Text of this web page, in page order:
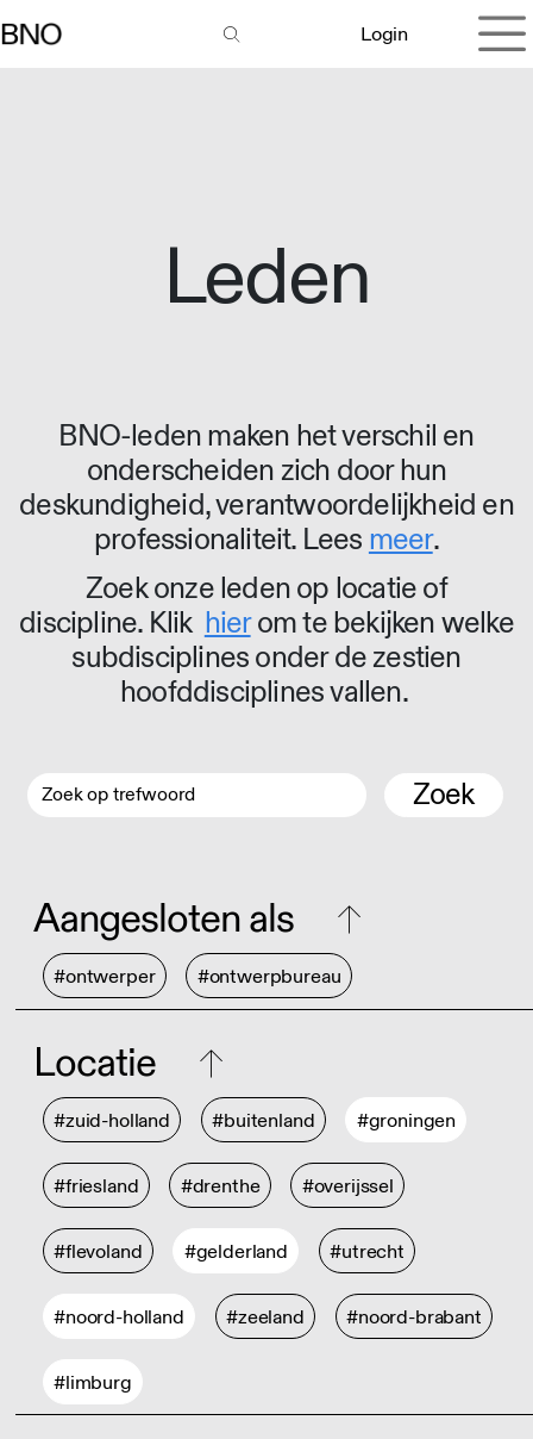
Login
Leden
BNO-leden maken het verschil en
onderscheiden zich door hun
deskundigheid, verantwoordelijkheid en
professionaliteit. Lees meer.
Zoek onze leden op locatie of
discipline. Klik hierom te bekijken welke
subdisciplines onder de zestien
hoofddisciplines vallen.
Zoek
Aangesloten als
#ontwerper #ontwerpbureau
Locatie
#zuid-holland #buitenland #groningen
#friesland #drenthe #overijssel
#flevoland #gelderland #utrecht
#noord-holland #zeeland #noord-brabant
#limburg